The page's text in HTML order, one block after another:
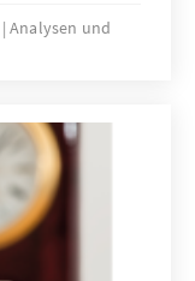
Glauben
zu
ist unter
sich
der
die Politiker
Analysen und